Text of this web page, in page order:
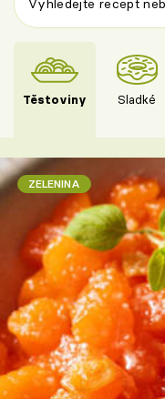
Těstoviny Sladké
ZELENINA